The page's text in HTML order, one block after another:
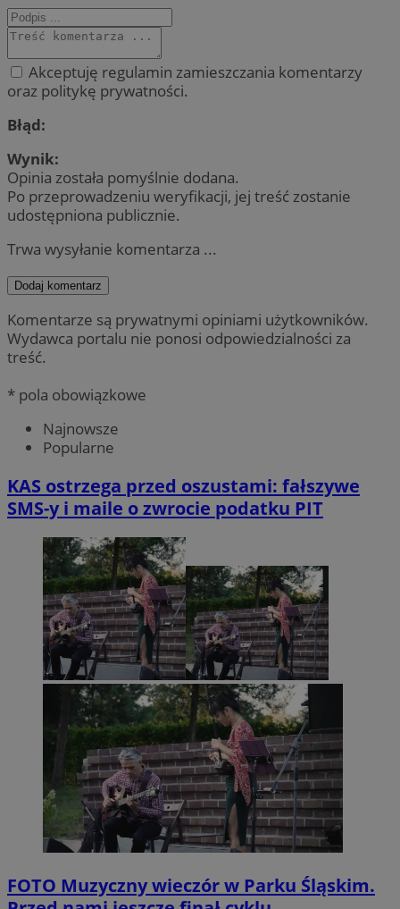
Akceptuję regulamin zamieszczania komentarzy
oraz politykę prywatności.
Błąd:
Wynik:
Opinia została pomyślnie dodana.
Po przeprowadzeniu weryfikacji, jej treść zostanie
udostępniona publicznie.
Trwa wysyłanie komentarza ...
Dodaj komentarz
Komentarze są prywatnymi opiniami użytkowników.
Wydawca portalu nie ponosi odpowiedzialności za
treść.
* pola obowiązkowe
Najnowsze
Popularne
KAS ostrzega przed oszustami: fałszywe
SMS-y i maile o zwrocie podatku PIT
FOTO Muzyczny wieczór w Parku Śląskim.